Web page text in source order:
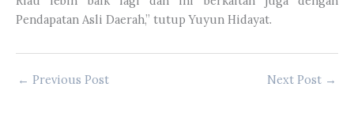
Pendapatan Asli Daerah,” tutup Yuyun Hidayat.
← Previous Post Next Post →